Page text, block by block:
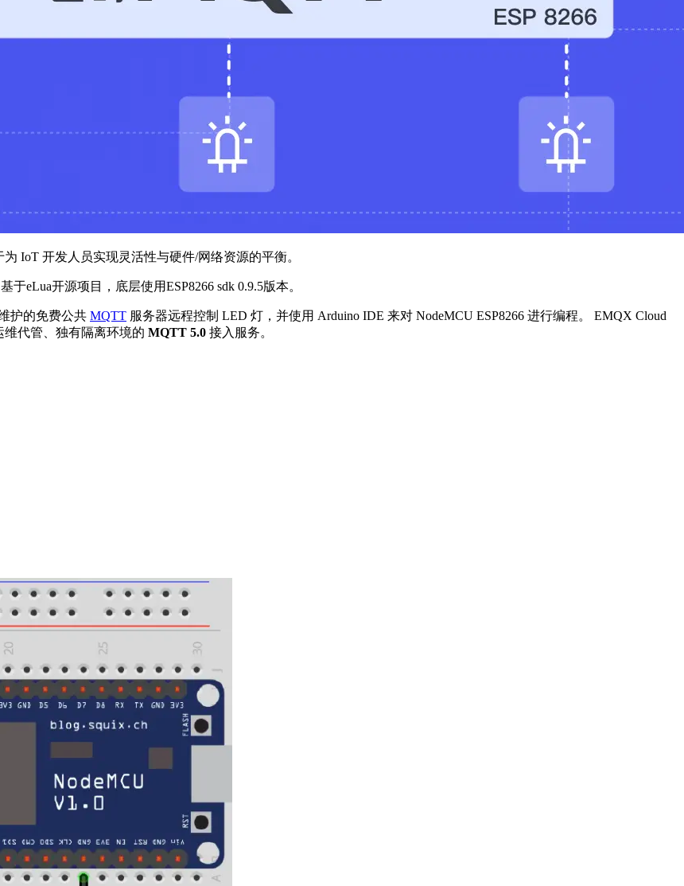
IoT 开发人员实现灵活性与硬件/网络资源的平衡。
eLua开源项目，底层使用ESP8266 sdk 0.9.5版本。
护的免费公共 MQTT 服务器远程控制 LED 灯，并使用 Arduino IDE 来对 NodeMCU ESP8266 进行编程。 EMQX Cloud
维代管、独有隔离环境的 MQTT 5.0 接入服务。